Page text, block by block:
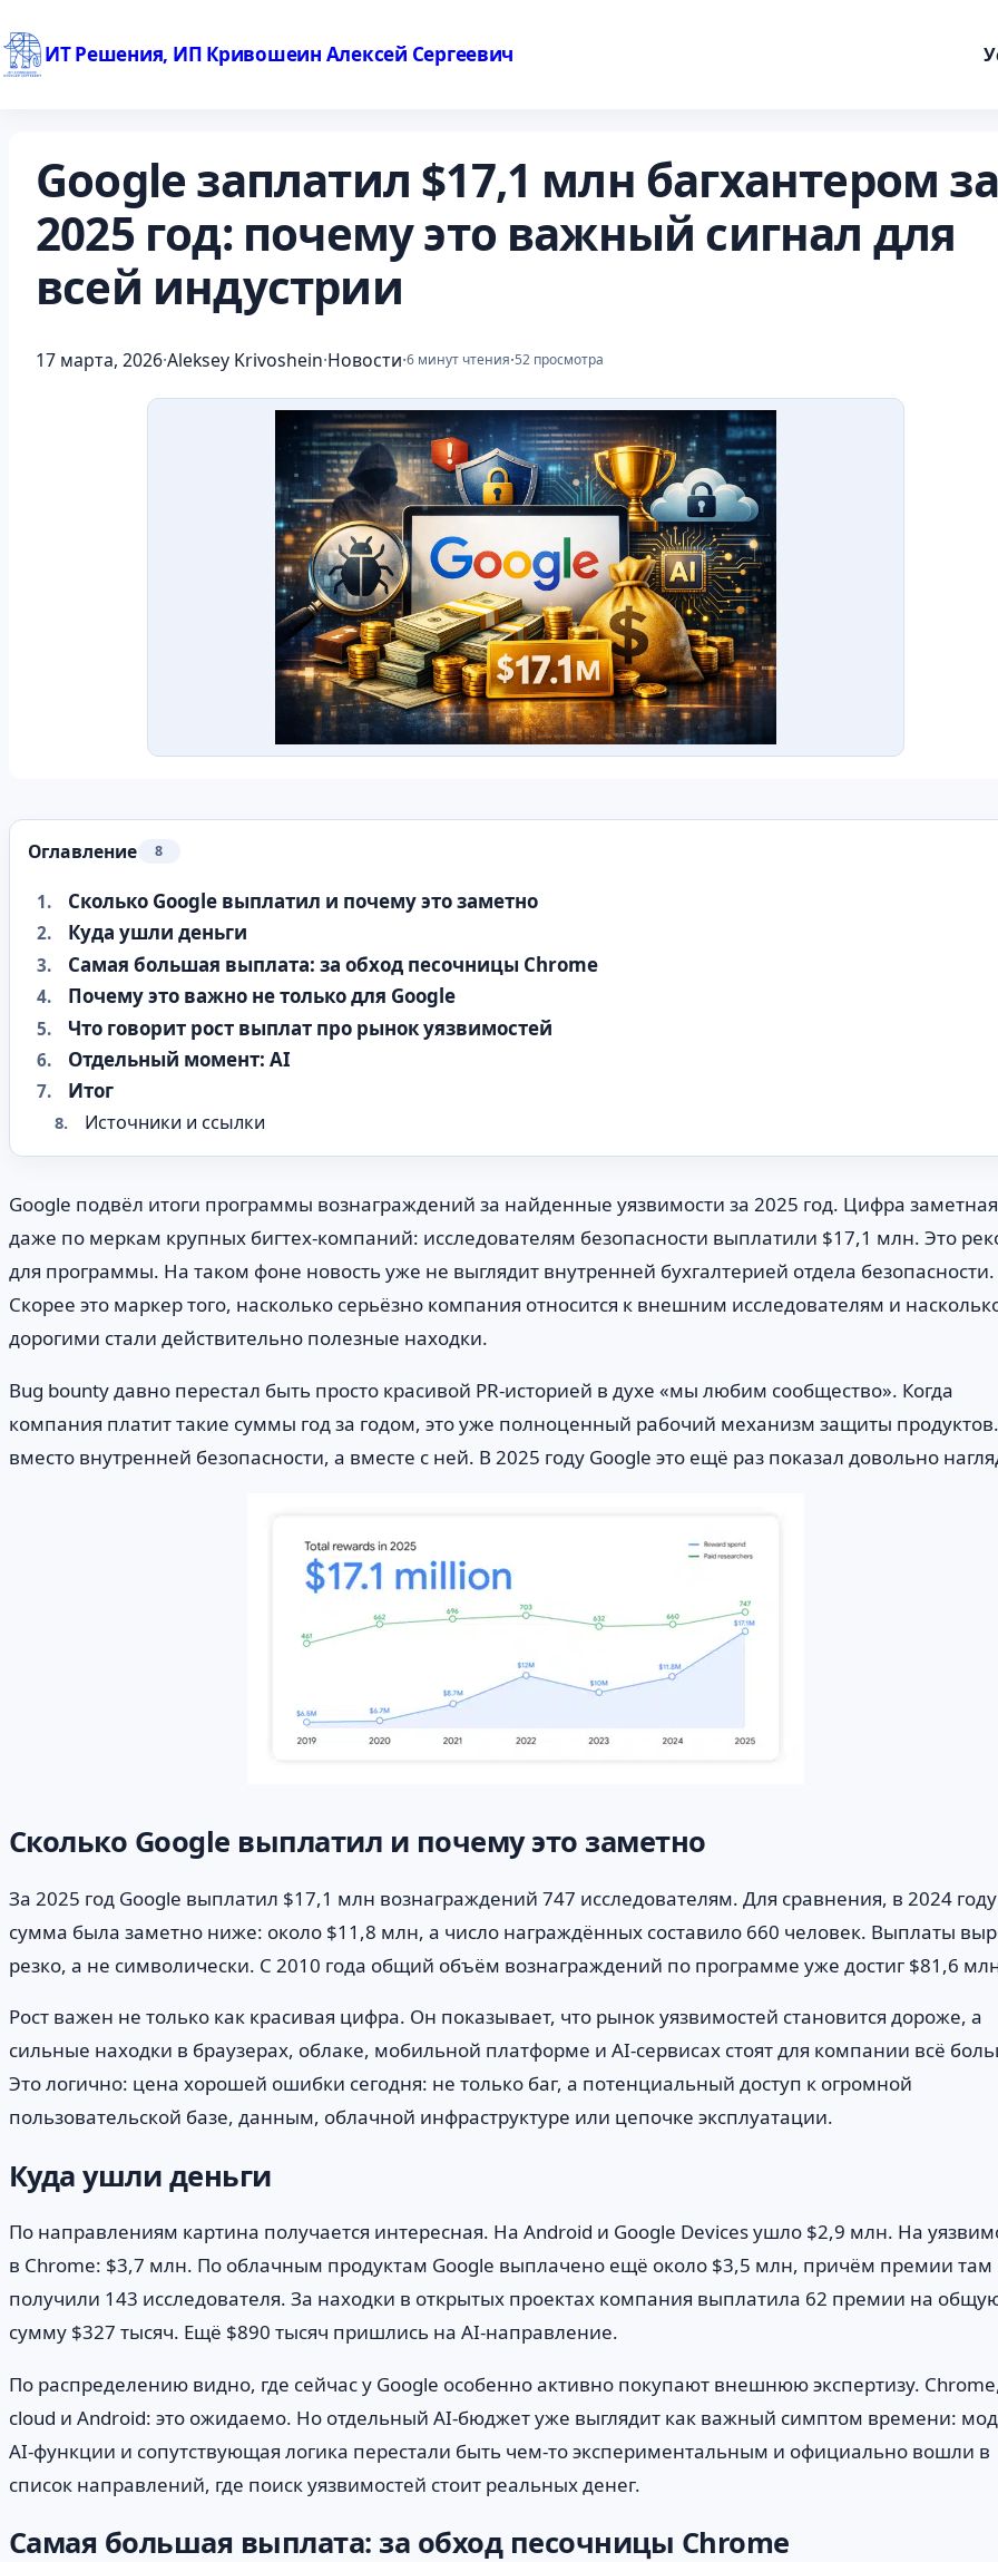
содержимому
ИТ Решения, ИП Кривошеин Алексей Сергеевич
Google заплатил $17,1 млн багхантером за
2025 год: почему это важный сигнал для
всей индустрии
17 марта, 2026·Aleksey Krivoshein·Новости·6 минут чтения·52 просмотра
Оглавление 8
Сколько Google выплатил и почему это заметно
Куда ушли деньги
Самая большая выплата: за обход песочницы Chrome
Почему это важно не только для Google
Что говорит рост выплат про рынок уязвимостей
Отдельный момент: AI
Итог
Источники и ссылки
Google подвёл итоги программы вознаграждений за найденные уязвимости за 2025 год. Цифра заметная
даже по меркам крупных бигтех-компаний: исследователям безопасности выплатили $17,1 млн. Это
для программы. На таком фоне новость уже не выглядит внутренней бухгалтерией отдела безопасности.
Скорее это маркер того, насколько серьёзно компания относится к внешним исследователям и
дорогими стали действительно полезные находки.
Bug bounty давно перестал быть просто красивой PR-историей в духе «мы любим сообщество». Когда
компания платит такие суммы год за годом, это уже полноценный рабочий механизм защиты
вместо внутренней безопасности, а вместе с ней. В 2025 году Google это ещё раз показал довольно
Сколько Google выплатил и почему это заметно
За 2025 год Google выплатил $17,1 млн вознаграждений 747 исследователям. Для сравнения, в 2024 году
сумма была заметно ниже: около $11,8 млн, а число награждённых составило 660 человек. Выплаты
резко, а не символически. С 2010 года общий объём вознаграждений по программе уже достиг $81,6
Рост важен не только как красивая цифра. Он показывает, что рынок уязвимостей становится дороже, а
сильные находки в браузерах, облаке, мобильной платформе и AI-сервисах стоят для компании всё
Это логично: цена хорошей ошибки сегодня: не только баг, а потенциальный доступ к огромной
пользовательской базе, данным, облачной инфраструктуре или цепочке эксплуатации.
Куда ушли деньги
По направлениям картина получается интересная. На Android и Google Devices ушло $2,9 млн. На
в Chrome: $3,7 млн. По облачным продуктам Google выплачено ещё около $3,5 млн, причём премии там
получили 143 исследователя. За находки в открытых проектах компания выплатила 62 премии на
сумму $327 тысяч. Ещё $890 тысяч пришлись на AI-направление.
По распределению видно, где сейчас у Google особенно активно покупают внешнюю экспертизу.
cloud и Android: это ожидаемо. Но отдельный AI-бюджет уже выглядит как важный симптом времени:
AI-функции и сопутствующая логика перестали быть чем-то экспериментальным и официально вошли в
список направлений, где поиск уязвимостей стоит реальных денег.
Самая большая выплата: за обход песочницы Chrome